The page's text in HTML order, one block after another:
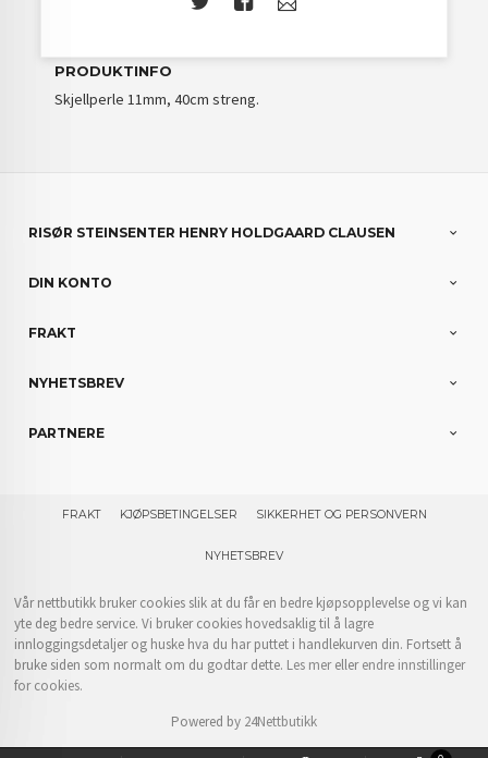
PRODUKTINFO
Skjellperle 11mm, 40cm streng.
RISØR STEINSENTER HENRY HOLDGAARD CLAUSEN
DIN KONTO
FRAKT
NYHETSBREV
PARTNERE
FRAKT KJØPSBETINGELSER SIKKERHET OG PERSONVERN
NYHETSBREV
Vår nettbutikk bruker cookies slik at du får en bedre kjøpsopplevelse og vi kan
yte deg bedre service. Vi bruker cookies hovedsaklig til å lagre
innloggingsdetaljer og huske hva du har puttet i handlekurven din. Fortsett å
bruke siden som normalt om du godtar dette. Les merellerendre innstillinger
for cookies.
Powered by 24Nettbutikk